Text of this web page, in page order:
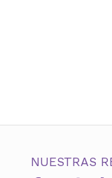
NUESTRAS